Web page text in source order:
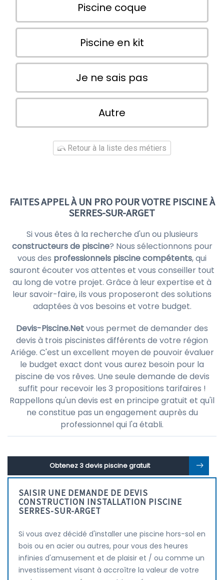
Piscine coque
Piscine en kit
Je ne sais pas
Autre
Retour à la liste des métiers
FAITES APPEL À UN PRO POUR VOTRE PISCINE À
SERRES-SUR-ARGET
Si vous êtes à la recherche d'un ou plusieurs
constructeurs de piscine? Nous sélectionnons pour
vous des professionnels piscine compétents, qui
sauront écouter vos attentes et vous conseiller tout
au long de votre projet. Grâce à leur expertise et à
leur savoir-faire, ils vous proposeront des solutions
adaptées à vos besoins et votre budget.
Devis-Piscine.Netvous permet de demander des
devis à trois piscinistes différents de votre région
Ariége. C'est un excellent moyen de pouvoir évaluer
le budget exact dont vous aurez besoin pour la
piscine de vos rêves. Une seule demande de devis
suffit pour recevoir les 3 propositions tarifaires !
Rappellons qu'un devis est en principe gratuit et qu'il
ne constitue pas un engagement auprès du
professionnel qui l'a établi.
Obtenez 3 devis piscine gratuit
SAISIR UNE DEMANDE DE DEVIS
CONSTRUCTION INSTALLATION PISCINE
SERRES-SUR-ARGET
Si vous avez décidé d'installer une piscine hors-sol en
bois ou en acier ou autres, pour vous des heures
infinies d'amusement et de plaisir et / ou comme un
investissement visant à accroître la valeur de votre